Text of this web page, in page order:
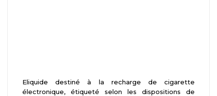
Eliquide destiné à la recharge de cigarette
électronique, étiqueté selon les dispositions de